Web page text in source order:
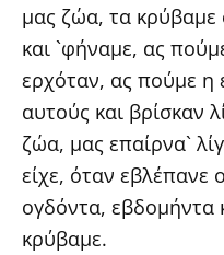
μας ζώα, τα κρύβαμε
και `φήναμε, ας
ερχόταν, ας πούμε η
αυτούς και βρίσκαν
ζώα, μας επαίρνα`
είχε, όταν εβλέπανε
ογδόντα, εβδομήντα
κρύβαμε.